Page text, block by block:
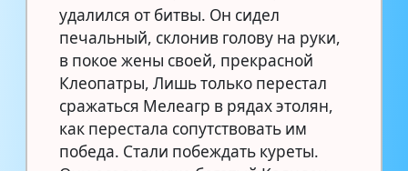
удалился от битвы. Он сидел
печальный, склонив голову на руки,
в покое жены своей, прекрасной
Клеопатры, Лишь только перестал
сражаться Мелеагр в рядах этолян,
как перестала сопутствовать им
победа. Стали побеждать куреты.